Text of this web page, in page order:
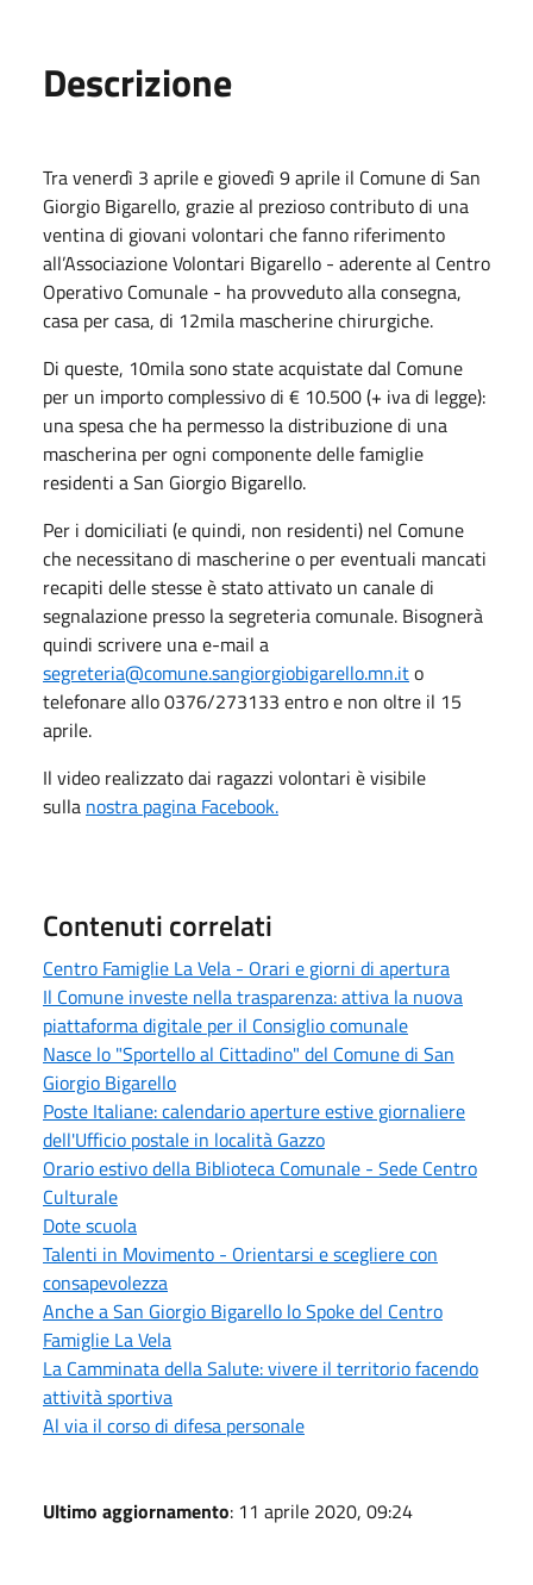
Descrizione
Tra venerdì 3 aprile e giovedì 9 aprile il Comune di San
Giorgio Bigarello, grazie al prezioso contributo di una
ventina di giovani volontari che fanno riferimento
all’Associazione Volontari Bigarello - aderente al Centro
Operativo Comunale - ha provveduto alla consegna,
casa per casa, di 12mila mascherine chirurgiche.
Di queste, 10mila sono state acquistate dal Comune
per un importo complessivo di € 10.500 (+ iva di legge):
una spesa che ha permesso la distribuzione di una
mascherina per ogni componente delle famiglie
residenti a San Giorgio Bigarello.
Per i domiciliati (e quindi, non residenti) nel Comune
che necessitano di mascherine o per eventuali mancati
recapiti delle stesse è stato attivato un canale di
segnalazione presso la segreteria comunale. Bisognerà
quindi scrivere una e-mail a
segreteria@comune.sangiorgiobigarello.mn.ito
telefonare allo 0376/273133 entro e non oltre il 15
aprile.
Il video realizzato dai ragazzi volontari è visibile
sulla nostra pagina Facebook.
Contenuti correlati
Centro Famiglie La Vela - Orari e giorni di apertura
Il Comune investe nella trasparenza: attiva la nuova
piattaforma digitale per il Consiglio comunale
Nasce lo "Sportello al Cittadino" del Comune di San
Giorgio Bigarello
Poste Italiane: calendario aperture estive giornaliere
dell'Ufficio postale in località Gazzo
Orario estivo della Biblioteca Comunale - Sede Centro
Culturale
Dote scuola
Talenti in Movimento - Orientarsi e scegliere con
consapevolezza
Anche a San Giorgio Bigarello lo Spoke del Centro
Famiglie La Vela
La Camminata della Salute: vivere il territorio facendo
attività sportiva
Al via il corso di difesa personale
Ultimo aggiornamento: 11 aprile 2020, 09:24